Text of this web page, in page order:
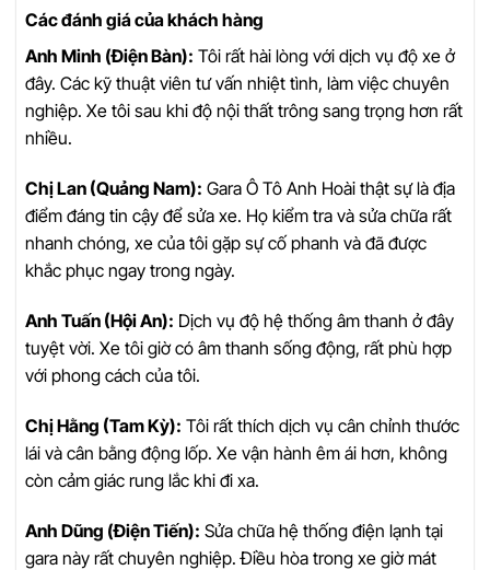
Các đánh giá của khách hàng
Anh Minh (Điện Bàn): Tôi rất hài lòng với dịch vụ độ xe ở
đây. Các kỹ thuật viên tư vấn nhiệt tình, làm việc chuyên
nghiệp. Xe tôi sau khi độ nội thất trông sang trọng hơn rất
nhiều.
Chị Lan (Quảng Nam): Gara Ô Tô Anh Hoài thật sự là địa
điểm đáng tin cậy để sửa xe. Họ kiểm tra và sửa chữa rất
nhanh chóng, xe của tôi gặp sự cố phanh và đã được
khắc phục ngay trong ngày.
Anh Tuấn (Hội An): Dịch vụ độ hệ thống âm thanh ở đây
tuyệt vời. Xe tôi giờ có âm thanh sống động, rất phù hợp
với phong cách của tôi.
Chị Hằng (Tam Kỳ): Tôi rất thích dịch vụ cân chỉnh thước
lái và cân bằng động lốp. Xe vận hành êm ái hơn, không
còn cảm giác rung lắc khi đi xa.
Anh Dũng (Điện Tiến): Sửa chữa hệ thống điện lạnh tại
gara này rất chuyên nghiệp. Điều hòa trong xe giờ mát